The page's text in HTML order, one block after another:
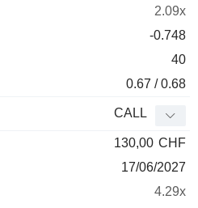
2.09x
-0.748
40
0.67 / 0.68
CALL
130,00 CHF
17/06/2027
4.29x